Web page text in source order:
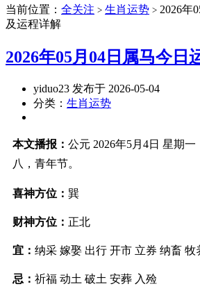
当前位置： 全关注 > 生肖运势 > 2026年
及运程详解
2026年05月04日属马今日
yiduo23 发布于 2026-05-04
分类： 生肖运势
本文播报： 公元 2026年5月4日 星期
八，青年节。
喜神方位： 巽
财神方位： 正北
宜： 纳采 嫁娶 出行 开市 立券 纳畜 牧
忌： 祈福 动土 破土 安葬 入殓